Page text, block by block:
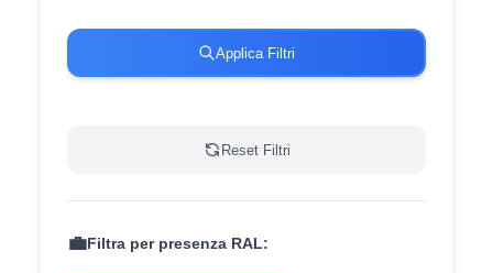
Applica Filtri
Reset Filtri
💼Filtra per presenza RAL: